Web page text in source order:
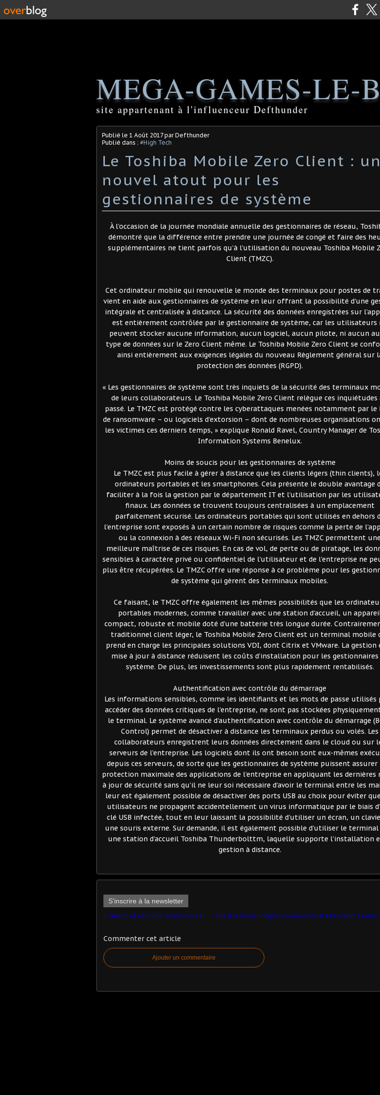
MEGA-GAMES-LE-
site appartenant à l'influenceur Defthunder
Publié le 1 Août 2017par Defthunder
Publié dans : #High Tech
Le Toshiba Mobile Zero Client : un
nouvel atout pour les
gestionnaires de système
À l’occasion de la journée mondiale annuelle des gestionnaires de réseau,
démontré que la différence entre prendre une journée de congé et faire des
supplémentaires ne tient parfois qu’à l’utilisation du nouveau Toshiba Mobile
Client (TMZC).
Cet ordinateur mobile qui renouvelle le monde des terminaux pour postes de
vient en aide aux gestionnaires de système en leur offrant la possibilité d’une
intégrale et centralisée à distance. La sécurité des données enregistrées sur
est entièrement contrôlée par le gestionnaire de système, car les utilisateurs
peuvent stocker aucune information, aucun logiciel, aucun pilote, ni aucun
type de données sur le Zero Client même. Le Toshiba Mobile Zero Client se
ainsi entièrement aux exigences légales du nouveau Règlement général sur
protection des données (RGPD).
« Les gestionnaires de système sont très inquiets de la sécurité des terminaux
de leurs collaborateurs. Le Toshiba Mobile Zero Client relègue ces inquiétudes
passé. Le TMZC est protégé contre les cyberattaques menées notamment par le
de ransomware – ou logiciels d’extorsion – dont de nombreuses organisations
les victimes ces derniers temps, » explique Ronald Ravel, Country Manager de
Information Systems Benelux.
Moins de soucis pour les gestionnaires de système
Le TMZC est plus facile à gérer à distance que les clients légers (thin clients),
ordinateurs portables et les smartphones. Cela présente le double avantage
faciliter à la fois la gestion par le département IT et l’utilisation par les
finaux. Les données se trouvent toujours centralisées à un emplacement
parfaitement sécurisé. Les ordinateurs portables qui sont utilisés en dehors
l’entreprise sont exposés à un certain nombre de risques comme la perte de
ou la connexion à des réseaux Wi-Fi non sécurisés. Les TMZC permettent une
meilleure maîtrise de ces risques. En cas de vol, de perte ou de piratage, les
sensibles à caractère privé ou confidentiel de l’utilisateur et de l’entreprise ne
plus être récupérées. Le TMZC offre une réponse à ce problème pour les
de système qui gèrent des terminaux mobiles.
Ce faisant, le TMZC offre également les mêmes possibilités que les
portables modernes, comme travailler avec une station d’accueil, un
compact, robuste et mobile doté d’une batterie très longue durée.
traditionnel client léger, le Toshiba Mobile Zero Client est un terminal mobile
prend en charge les principales solutions VDI, dont Citrix et VMware. La gestion
mise à jour à distance réduisent les coûts d’installation pour les gestionnaires
système. De plus, les investissements sont plus rapidement rentabilisés.
Authentification avec contrôle du démarrage
Les informations sensibles, comme les identifiants et les mots de passe utilisés
accéder des données critiques de l’entreprise, ne sont pas stockées
le terminal. Le système avancé d’authentification avec contrôle du démarrage
Control) permet de désactiver à distance les terminaux perdus ou volés. Les
collaborateurs enregistrent leurs données directement dans le cloud ou sur
serveurs de l’entreprise. Les logiciels dont ils ont besoin sont eux-mêmes
depuis ces serveurs, de sorte que les gestionnaires de système puissent assurer
protection maximale des applications de l’entreprise en appliquant les dernières
à jour de sécurité sans qu’il ne leur soi nécessaire d’avoir le terminal entre les
leur est également possible de désactiver des ports USB au choix pour éviter
utilisateurs ne propagent accidentellement un virus informatique par le biais
clé USB infectée, tout en leur laissant la possibilité d’utiliser un écran, un
une souris externe. Sur demande, il est également possible d’utiliser le terminal
une station d’accueil Toshiba Thunderbolttm, laquelle supporte l’installation
gestion à distance.
S'inscrire à la newsletter
Nexon et le studio Grand Cru s’associent pour lancer cet été sur mobiles Battlejack
Commenter cet article
Ajouter un commentaire